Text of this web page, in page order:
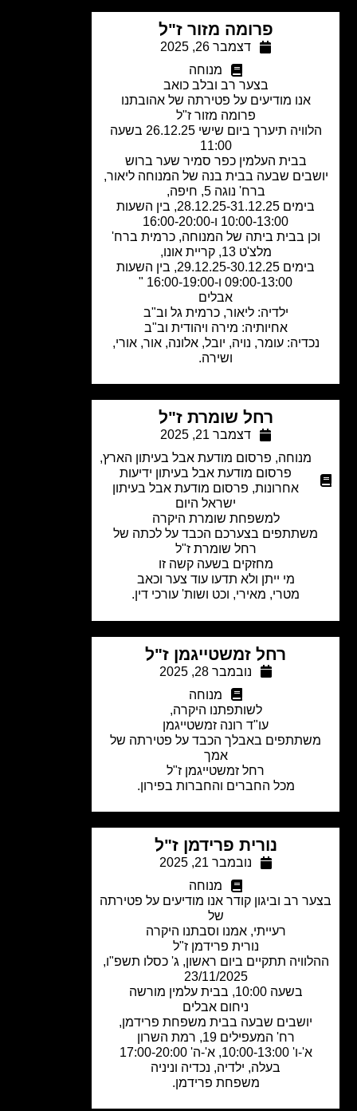
פרומה מזור ז"ל
דצמבר 26, 2025
מנוחה
בצער רב ובלב כואב
אנו מודיעים על פטירתה של אהובתנו
פרומה מזור ז"ל
הלוויה תיערך ביום שישי 26.12.25 בשעה
בבית העלמין כפר סמיר שער ברוש
שבעה בבית בנה של המנוחה ליאור,
ברח' נוגה 5, חיפה,
בימים 28.12.25-31.12.25, בין השעות
10:00-13:00 ו-16:00-20:00
בבית ביתה של המנוחה, כרמית ברח'
בימים 29.12.25-30.12.25, בין השעות
09:00-13:00 ו-16:00-19:00 "
ילדיה: ליאור, כרמית גל וב"ב
אחיותיה: מירה ויהודית וב"ב
עומר, נויה, יובל, אלונה, אור, אורי,
רחל שומרת ז"ל
דצמבר 21, 2025
פרסום מודעת אבל בעיתון הארץ,
פרסום מודעת אבל בעיתון ידיעות
אחרונות,פרסום מודעת אבל בעיתון
ישראל היום
למשפחת שומרת היקרה
בצערכם הכבד על לכתה של
רחל שומרת ז"ל
מחזקים בשעה קשה זו
מי ייתן ולא תדעו עוד צער וכאב
מטרי, מאירי, וכט ושות' עורכי דין.
רחל זמשטייגמן ז"ל
נובמבר 28, 2025
מנוחה
לשותפתנו היקרה,
עו"ד רונה זמשטייגמן
באבלך הכבד על פטירתה של
רחל זמשטייגמן ז"ל
מכל החברים והחברות בפירון.
נורית פרידמן ז"ל
נובמבר 21, 2025
מנוחה
רב וביגון קודר אנו מודיעים על פטירתה
רעייתי, אמנו וסבתנו היקרה
נורית פרידמן ז"ל
תתקיים ביום ראשון, ג' כסלו תשפ"ו,
23/11/2025
ניחום אבלים
יושבים שבעה בבית משפחת פרידמן,
רח' המעפילים 19, רמת השרון
בעלה, ילדיה, נכדיה וניניה
משפחת פרידמן.